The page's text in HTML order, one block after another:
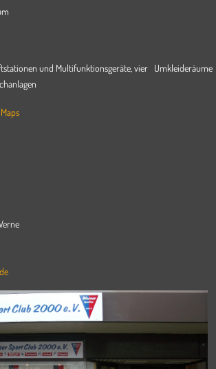
und Multifunktionsgeräte, vier Umkleideräume